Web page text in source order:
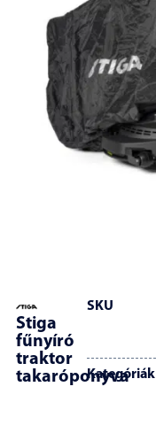
Stiga
fűnyíró
traktor
takaróponyva
SKU
Kategóriák